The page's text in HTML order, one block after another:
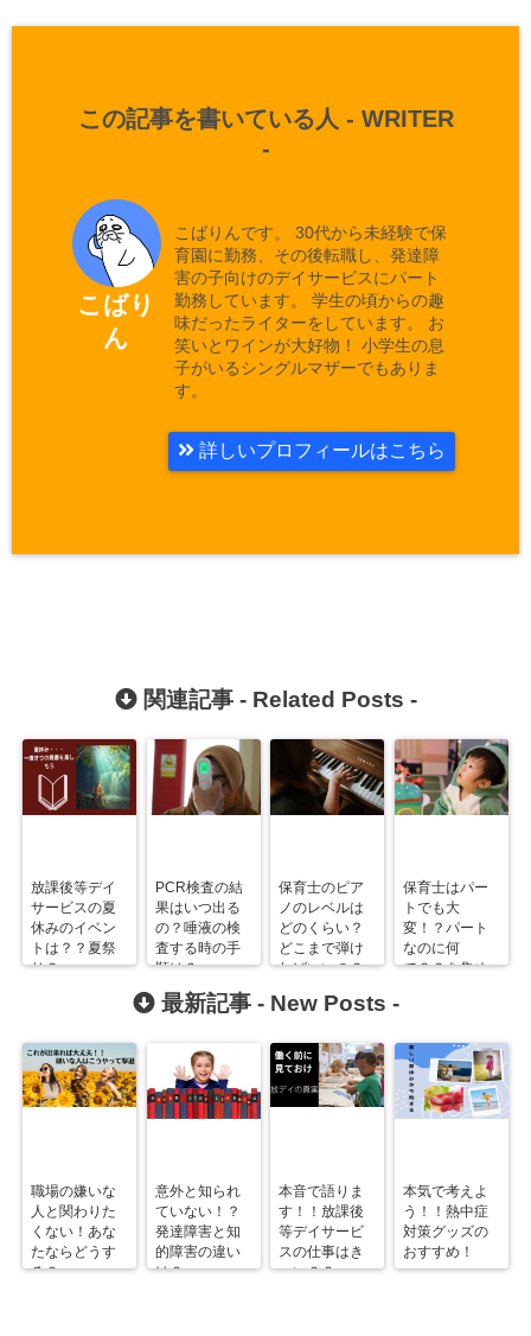
この記事を書いている人 - WRITER
-
こばり
ん
こばりんです。 30代から未経験で保
育園に勤務、その後転職し、発達障
害の子向けのデイサービスにパート
勤務しています。 学生の頃からの趣
味だったライターをしています。 お
笑いとワインが大好物！ 小学生の息
子がいるシングルマザーでもありま
す。
詳しいプロフィールはこちら
関連記事 - Related Posts -
放課後等デイ
サービスの夏
休みのイベン
トは？？夏祭
り？
PCR検査の結
果はいつ出る
の？唾液の検
査する時の手
順は？
保育士のピア
ノのレベルは
どのくらい？
どこまで弾け
ればいいの？
保育士はパー
トでも大
変！？パート
なのに何
で？？を集め
最新記事 - New Posts -
職場の嫌いな
人と関わりた
くない！あな
たならどうす
る？
意外と知られ
ていない！？
発達障害と知
的障害の違い
は？
本音で語りま
す！！放課後
等デイサービ
スの仕事はき
つい？？
本気で考えよ
う！！熱中症
対策グッズの
おすすめ！